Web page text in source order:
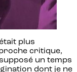
plus
critique,
un temps
dont je ne